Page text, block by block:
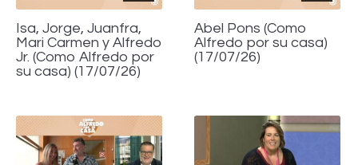
Isa, Jorge, Juanfra,
Mari Carmen y Alfredo
Jr. (Como Alfredo por
su casa) (17/07/26)
Abel Pons (Como
Alfredo por su casa)
(17/07/26)